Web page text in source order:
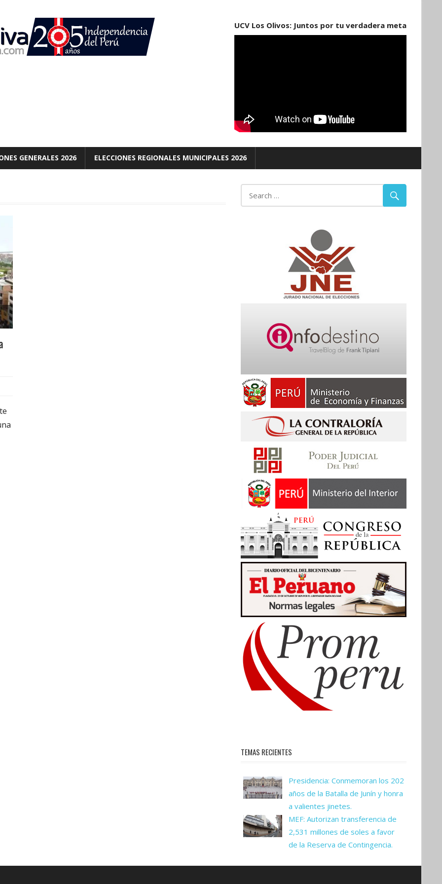
UCV Los Olivos: Juntos por tu verdadera meta
GENERALES 2026 ELECCIONES REGIONALES MUNICIPALES 2026
TEMAS RECIENTES
Presidencia: Conmemoran los 202
años de la Batalla de Junín y honra
a valientes jinetes.
MEF: Autorizan transferencia de
2,531 millones de soles a favor
de la Reserva de Contingencia.